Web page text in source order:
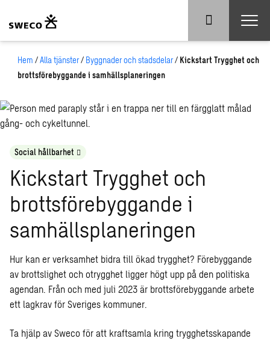
Hem /Alla tjänster/ Byggnader och stadsdelar/ Kickstart Trygghet och
brottsförebyggande i samhällsplaneringen
Kickstart Trygghet och
brottsförebyggande i
samhällsplaneringen
Social hållbarhet
Hur kan er verksamhet bidra till ökad trygghet? Förebyggande
av brottslighet och otrygghet ligger högt upp på den politiska
agendan. Från och med juli 2023 är brottsförebyggande arbete
ett lagkrav för Sveriges kommuner.
Ta hjälp av Sweco för att kraftsamla kring trygghetsskapande